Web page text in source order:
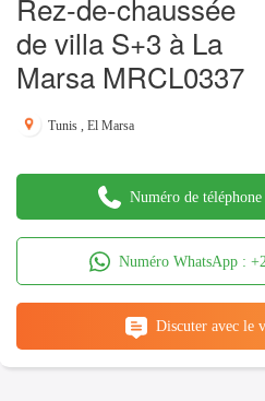
Rez-de-chaussée
de villa S+3 à La
Marsa MRCL0337
Tunis ,El Marsa
Numéro de téléphone
Numéro WhatsApp :
Discuter avec le